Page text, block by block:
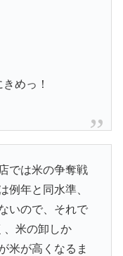
めっ！
では米の争奪戦
例年と同水準、
いので、それで
、米の卸しか
米が高くなるま